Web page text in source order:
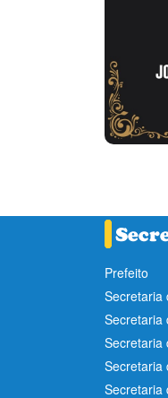
Prefeito
Secretaria
Secretaria
Secretaria
Secretaria
Secretaria